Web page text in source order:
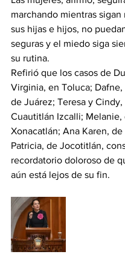
marchando mientras sigan
sus hijas e hijos, no
seguras y el miedo siga
su rutina.
Refirió que los casos de
Virginia, en Toluca;
de Juárez; Teresa y Cindy,
Cuautitlán Izcalli; Melanie,
Xonacatlán; Ana Karen,
Patricia, de Jocotitlán,
recordatorio doloroso de
aún está lejos de su fin.